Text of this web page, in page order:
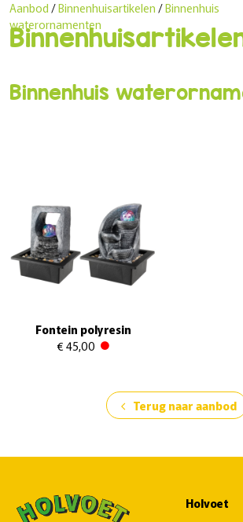
Aanbod /Binnenhuisartikelen /Binnenhuis
waterornamenten
Binnenhuis
Fontein polyresin
€ 45,00
chevron_left Terug naar aanbod
Holvoet